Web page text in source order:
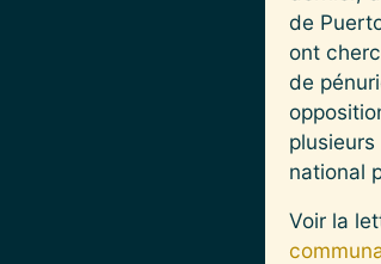
de
ont
de
national
Voir la